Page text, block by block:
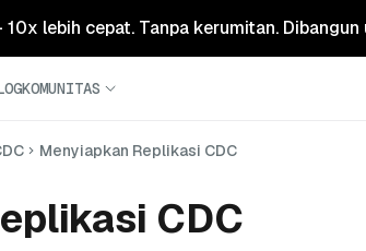
lebih cepat. Tanpa kerumitan. Dibangun
KOMUNITAS
Menyiapkan Replikasi CDC
CDC